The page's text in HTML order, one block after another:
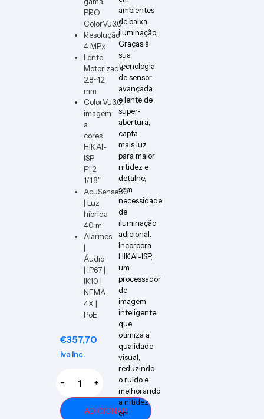
PRO
ColorVu3.0
Resolução
4 MPx
Lente
Motorizada
2.8~12
mm
ColorVu3.0:
imagem
a
cores
HIKAI-
ISP
F1.2
1/1.8″
AcuSense3.0
| Luz
híbrida
40 m
Alarmes
|
Áudio
| IP67 |
IK10 |
NEMA
4X |
PoE
€357,70
Iva Inc.
− +
ADICIONAR
ambientes
de baixa
iluminação.
Graças à
sua
tecnologia
de sensor
avançada
e lente de
super-
abertura,
capta
mais luz
para maior
nitidez e
detalhe,
sem
necessidade
de
iluminação
adicional.
Incorpora
HIKAI-ISP,
um
processador
de
imagem
inteligente
que
otimiza a
qualidade
visual,
reduzindo
o ruído e
melhorando
a nitidez
em